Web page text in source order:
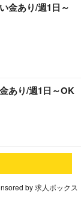
金あり/週1日～
あり/週1日～OK
by 求人ボックス